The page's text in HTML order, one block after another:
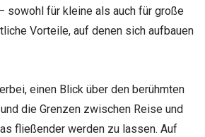
sowohl für kleine als auch für große
Vorteile, auf denen sich aufbauen
einen Blick über den berühmten
die Grenzen zwischen Reise und
fließender werden zu lassen. Auf